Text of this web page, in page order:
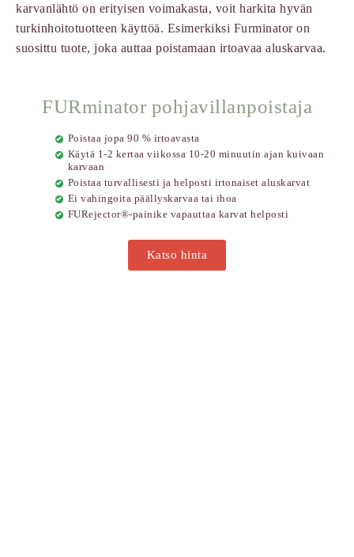
karvanlähtö on erityisen voimakasta, voit harkita hyvän
turkinhoitotuotteen käyttöä. Esimerkiksi Furminator on
suosittu tuote, joka auttaa poistamaan irtoavaa aluskarvaa.
FURminator pohjavillanpoistaja
Poistaa jopa 90 % irtoavasta
Käytä 1-2 kertaa viikossa 10-20 minuutin ajan kuivaan
karvaan
Poistaa turvallisesti ja helposti irtonaiset aluskarvat
Ei vahingoita päällyskarvaa tai ihoa
FURejector®-painike vapauttaa karvat helposti
Katso hinta